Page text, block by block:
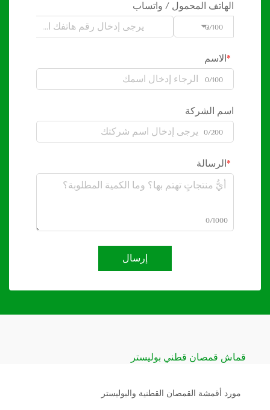
الهاتف المحمول / واتساب
Code0/100
الاسم
0/100
اسم الشركة
0/200
الرسالة
0/1000
إرسال
قماش قمصان قطني بوليستر
مورد أقمشة القمصان القطنية والبوليستر